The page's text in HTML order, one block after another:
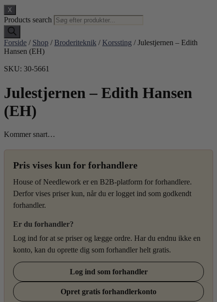
X
Products search
Forside / Shop / Broderiteknik / Korssting / Julestjernen – Edith
Hansen (EH)
SKU: 30-5661
Julestjernen – Edith Hansen
(EH)
Kommer snart…
Pris vises kun for forhandlere
House of Needlework er en B2B-platform for forhandlere.
Derfor vises priser kun, når du er logget ind som godkendt
forhandler.
Er du forhandler?
Log ind for at se priser og lægge ordre. Har du endnu ikke en
konto, kan du oprette dig som forhandler helt gratis.
Log ind som forhandler
Opret gratis forhandlerkonto